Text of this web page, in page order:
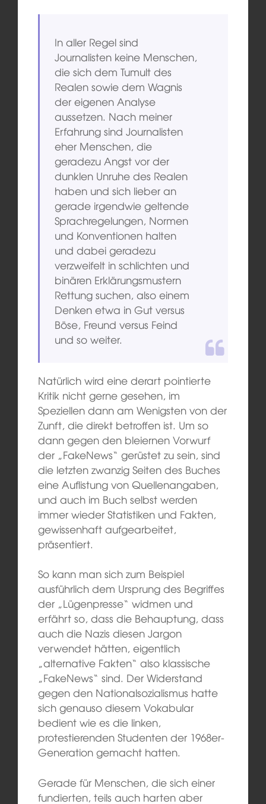
In aller Regel sind
Journalisten keine Menschen,
die sich dem Tumult des
Realen sowie dem Wagnis
der eigenen Analyse
aussetzen. Nach meiner
Erfahrung sind Journalisten
eher Menschen, die
geradezu Angst vor der
dunklen Unruhe des Realen
haben und sich lieber an
gerade irgendwie geltende
Sprachregelungen, Normen
und Konventionen halten
und dabei geradezu
verzweifelt in schlichten und
binären Erklärungsmustern
Rettung suchen, also einem
Denken etwa in Gut versus
Böse, Freund versus Feind
und so weiter.
Natürlich wird eine derart pointierte
Kritik nicht gerne gesehen, im
Speziellen dann am Wenigsten von der
Zunft, die direkt betroffen ist. Um so
dann gegen den bleiernen Vorwurf
der „FakeNews“ gerüstet zu sein, sind
die letzten zwanzig Seiten des Buches
eine Auflistung von Quellenangaben,
und auch im Buch selbst werden
immer wieder Statistiken und Fakten,
gewissenhaft aufgearbeitet,
präsentiert.
So kann man sich zum Beispiel
ausführlich dem Ursprung des Begriffes
der „Lügenpresse“ widmen und
erfährt so, dass die Behauptung, dass
auch die Nazis diesen Jargon
verwendet hätten, eigentlich
„alternative Fakten“ also klassische
„FakeNews“ sind. Der Widerstand
gegen den Nationalsozialismus hatte
sich genauso diesem Vokabular
bedient wie es die linken,
protestierenden Studenten der 1968er-
Generation gemacht hatten.
Gerade für Menschen, die sich einer
fundierten, teils auch harten aber